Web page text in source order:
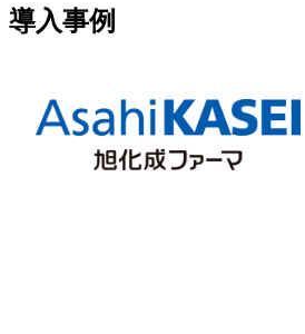
導入事例